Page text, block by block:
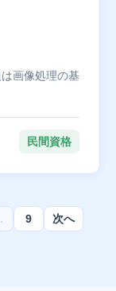
画像処理の基
民間資格
9 次へ